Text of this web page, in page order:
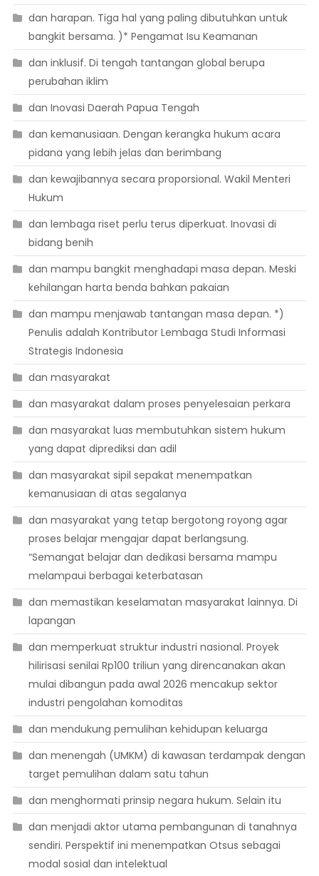
dan harapan. Tiga hal yang paling dibutuhkan untuk
bangkit bersama. )* Pengamat Isu Keamanan
dan inklusif. Di tengah tantangan global berupa
perubahan iklim
dan Inovasi Daerah Papua Tengah
dan kemanusiaan. Dengan kerangka hukum acara
pidana yang lebih jelas dan berimbang
dan kewajibannya secara proporsional. Wakil Menteri
Hukum
dan lembaga riset perlu terus diperkuat. Inovasi di
bidang benih
dan mampu bangkit menghadapi masa depan. Meski
kehilangan harta benda bahkan pakaian
dan mampu menjawab tantangan masa depan. *)
Penulis adalah Kontributor Lembaga Studi Informasi
Strategis Indonesia
dan masyarakat
dan masyarakat dalam proses penyelesaian perkara
dan masyarakat luas membutuhkan sistem hukum
yang dapat diprediksi dan adil
dan masyarakat sipil sepakat menempatkan
kemanusiaan di atas segalanya
dan masyarakat yang tetap bergotong royong agar
proses belajar mengajar dapat berlangsung.
“Semangat belajar dan dedikasi bersama mampu
melampaui berbagai keterbatasan
dan memastikan keselamatan masyarakat lainnya. Di
lapangan
dan memperkuat struktur industri nasional. Proyek
hilirisasi senilai Rp100 triliun yang direncanakan akan
mulai dibangun pada awal 2026 mencakup sektor
industri pengolahan komoditas
dan mendukung pemulihan kehidupan keluarga
dan menengah (UMKM) di kawasan terdampak dengan
target pemulihan dalam satu tahun
dan menghormati prinsip negara hukum. Selain itu
dan menjadi aktor utama pembangunan di tanahnya
sendiri. Perspektif ini menempatkan Otsus sebagai
modal sosial dan intelektual